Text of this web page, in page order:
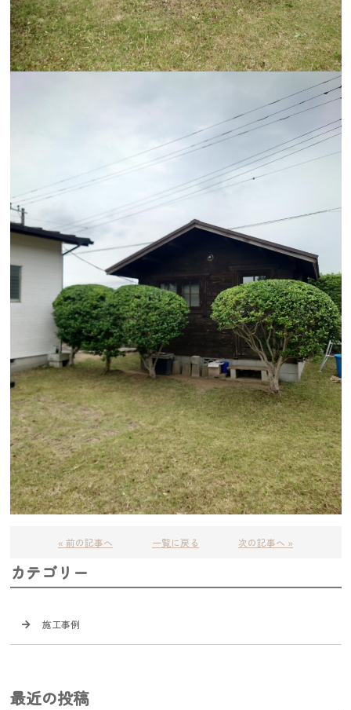
« 前の記事へ 一覧に戻る 次の記事へ »
カテゴリー
施工事例
最近の投稿